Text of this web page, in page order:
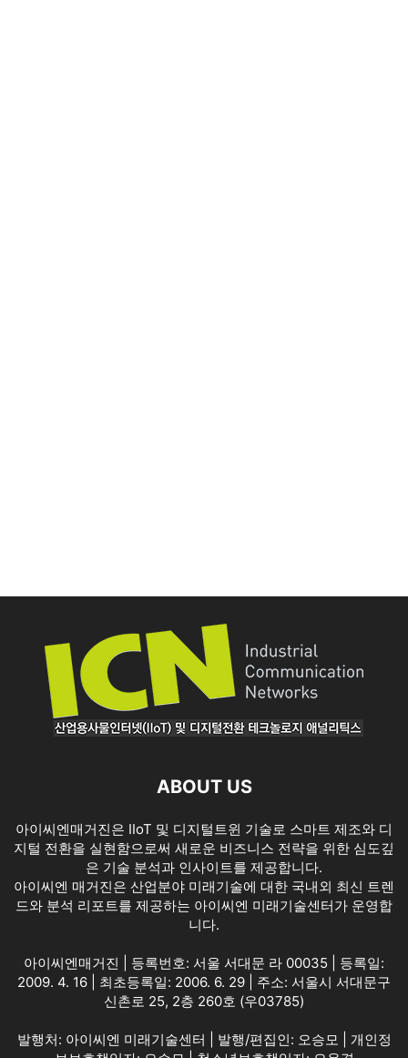
ABOUT US
아이씨엔매거진은 IIoT 및 디지털트윈 기술로 스마트 제조와 디
지털 전환을 실현함으로써 새로운 비즈니스 전략을 위한 심도깊
은 기술 분석과 인사이트를 제공합니다.
아이씨엔 매거진은 산업분야 미래기술에 대한 국내외 최신 트렌
드와 분석 리포트를 제공하는 아이씨엔 미래기술센터가 운영합
니다.
아이씨엔매거진 | 등록번호: 서울 서대문 라 00035 | 등록일:
2009. 4. 16 | 최초등록일: 2006. 6. 29 | 주소: 서울시 서대문구
신촌로 25, 2층 260호 (우03785)
발행처: 아이씨엔 미래기술센터 | 발행/편집인: 오승모 | 개인정